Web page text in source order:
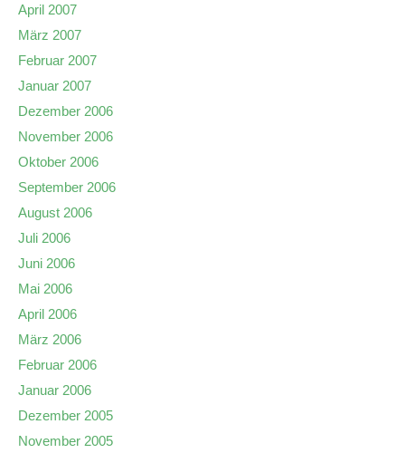
April 2007
März 2007
Februar 2007
Januar 2007
Dezember 2006
November 2006
Oktober 2006
September 2006
August 2006
Juli 2006
Juni 2006
Mai 2006
April 2006
März 2006
Februar 2006
Januar 2006
Dezember 2005
November 2005